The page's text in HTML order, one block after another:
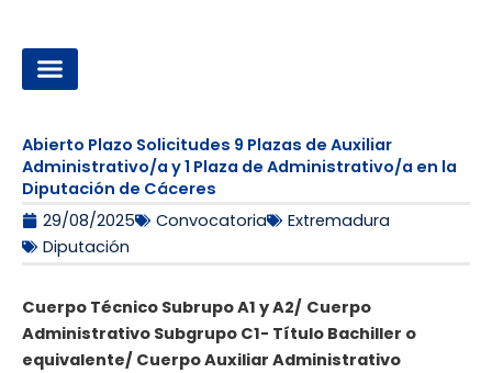
contenido
Abierto Plazo Solicitudes 9 Plazas de Auxiliar
Administrativo/a y 1 Plaza de Administrativo/a en la
Diputación de Cáceres
29/08/2025
Convocatoria
Extremadura
Diputación
Cuerpo Técnico Subrupo A1 y A2/ Cuerpo
Administrativo Subgrupo C1- Título Bachiller o
equivalente/ Cuerpo Auxiliar Administrativo